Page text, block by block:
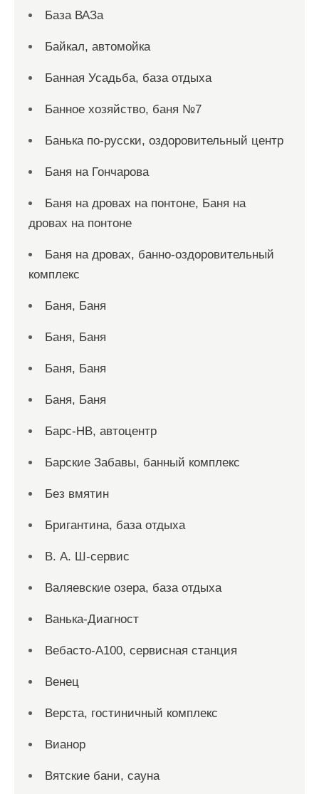
База ВАЗа
Байкал, автомойка
Банная Усадьба, база отдыха
Банное хозяйство, баня №7
Банька по-русски, оздоровительный центр
Баня на Гончарова
Баня на дровах на понтоне, Баня на
дровах на понтоне
Баня на дровах, банно-оздоровительный
комплекс
Баня, Баня
Баня, Баня
Баня, Баня
Баня, Баня
Барс-НВ, автоцентр
Барские Забавы, банный комплекс
Без вмятин
Бригантина, база отдыха
В. А. Ш-сервис
Валяевские озера, база отдыха
Ванька-Диагност
Вебасто-А100, сервисная станция
Венец
Верста, гостиничный комплекс
Вианор
Вятские бани, сауна